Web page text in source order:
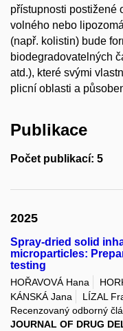
přístupnosti postižené
volného nebo
(např. kolistin) bude
biodegradovatelných
atd.), které svými
plicní oblasti a
Publikace
Počet publikací: 5
2025
Spray-dried solid
microparticles:
testing
HOŘAVOVÁ Hana
KÁNSKÁ Jana
LÍZAL
Recenzovaný odborný
JOURNAL OF DRUG